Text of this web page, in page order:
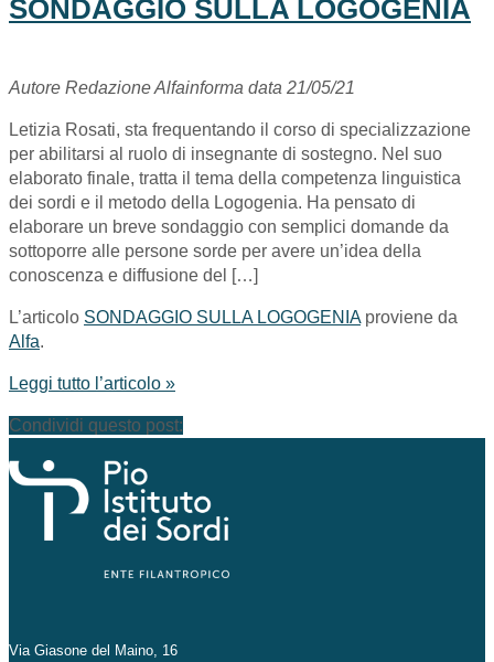
SONDAGGIO SULLA LOGOGENIA
Autore Redazione Alfainforma data 21/05/21
Letizia Rosati, sta frequentando il corso di specializzazione
per abilitarsi al ruolo di insegnante di sostegno. Nel suo
elaborato finale, tratta il tema della competenza linguistica
dei sordi e il metodo della Logogenia. Ha pensato di
elaborare un breve sondaggio con semplici domande da
sottoporre alle persone sorde per avere un’idea della
conoscenza e diffusione del […]
L’articolo SONDAGGIO SULLA LOGOGENIAproviene da
Alfa.
Leggi tutto l’articolo »
Condividi questo post:
Via Giasone del Maino, 16